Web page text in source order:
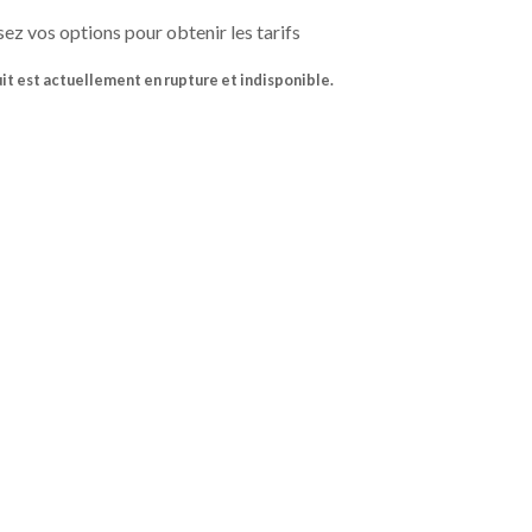
vos options pour obtenir les tarifs
est actuellement en rupture et indisponible.